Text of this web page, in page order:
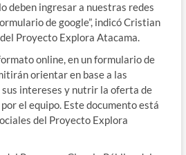
deben ingresar a nuestras redes
de google”, indicó Cristian
Proyecto Explora Atacama.
online, en un formulario de
orientar en base a las
intereses y nutrir la oferta de
el equipo. Este documento está
del Proyecto Explora